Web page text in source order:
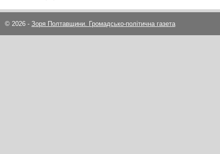
© 2026 - Зоря Полтавщини. Громадсько-політична газета